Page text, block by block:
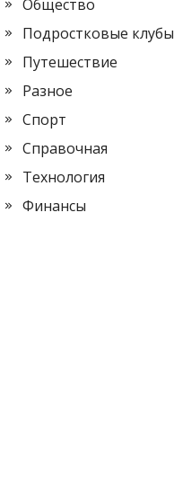
Общество
Подростковые клубы
Путешествие
Разное
Спорт
Справочная
Технология
Финансы